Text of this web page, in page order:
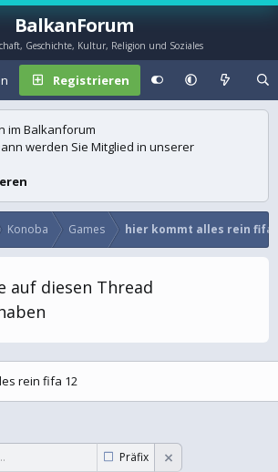
BalkanForum
Geschichte, Kultur, Religion und Soziales
Registrieren
im Balkanforum
werden Sie Mitglied in unserer
Konoba Games hier kommt alles rein fifa
auf diesen Thread
rein fifa 12
Präfix